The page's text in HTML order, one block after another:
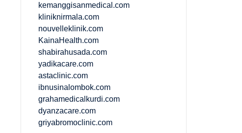
kemanggisanmedical.com
kliniknirmala.com
nouvelleklinik.com
KainaHealth.com
shabirahusada.com
yadikacare.com
astaclinic.com
ibnusinalombok.com
grahamedicalkurdi.com
dyanzacare.com
griyabromoclinic.com